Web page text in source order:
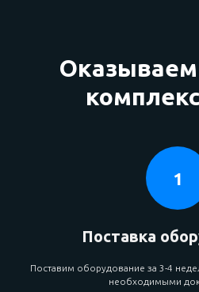
Поставка
Поставим оборудование за 3-4
необходимыми